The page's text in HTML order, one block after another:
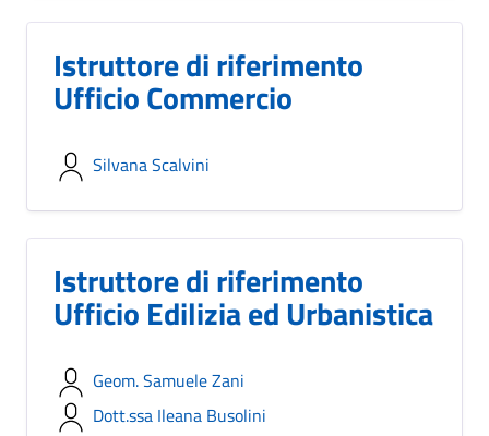
Istruttore di riferimento
Ufficio Commercio
Silvana Scalvini
Istruttore di riferimento
Ufficio Edilizia ed Urbanistica
Geom. Samuele Zani
Dott.ssa Ileana Busolini